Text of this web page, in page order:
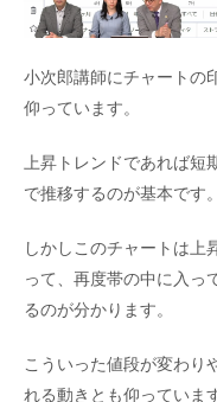
小次郎講師にチャートの
仰っています。
上昇トレンドであれば
で推移するのが基本です。
しかしこのチャートは上
って、再度帯の中に入
るのが分かります。
こういった値段が変わり
れる動きとも仰っていま